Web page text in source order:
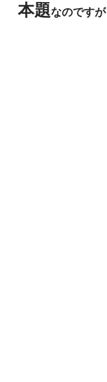
本題なのですが